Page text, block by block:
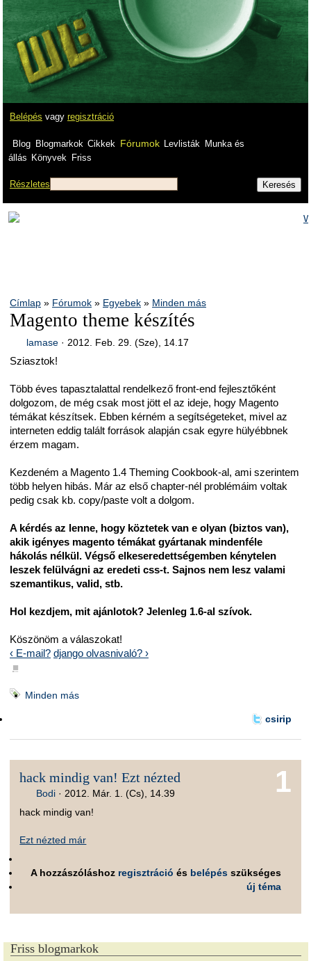
Belépés vagy regisztráció
Blog Blogmarkok Cikkek Fórumok Levlisták
Munka és
állás Könyvek Friss
Részletes
Címlap » Fórumok » Egyebek » Minden más
Magento theme készítés
lamase· 2012. Feb. 29. (Sze), 14.17
Sziasztok!
Több éves tapasztalattal rendelkező front-end fejlesztőként
dolgozom, de még csak most jött el az ideje, hogy Magento
témákat készítsek. Ebben kérném a segítségeteket, mivel az
interneten eddig talált források alapján csak egyre hülyébbnek
érzem magam.
Kezdeném a Magento 1.4 Theming Cookbook-al, ami szerintem
több helyen hibás. Már az első chapter-nél problémáim voltak
pedig csak kb. copy/paste volt a dolgom.
A kérdés az lenne, hogy köztetek van e olyan (biztos van),
akik igényes magento témákat gyártanak mindenféle
hákolás nélkül. Végső elkeseredettségemben kénytelen
leszek felülvágni az eredeti css-t. Sajnos nem lesz valami
szemantikus, valid, stb.
Hol kezdjem, mit ajánlotok? Jelenleg 1.6-al szívok.
Köszönöm a válaszokat!
‹ E-mail? django olvasnivaló? ›
■
Minden más
csirip
1
hack mindig van! Ezt nézted
Bodi · 2012. Már. 1. (Cs), 14.39
hack mindig van!
Ezt nézted már
A hozzászóláshoz regisztráció és belépés szükséges
új téma
Friss blogmarkok